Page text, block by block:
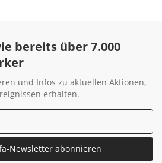
bereits über 7.000
und Infos zu aktuellen Aktionen,
erhalten.
Newsletter abonnieren